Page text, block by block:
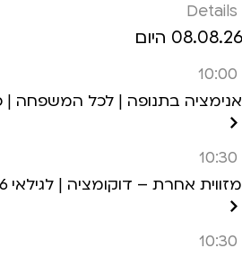
Details
08.08.26 היום
10:00
אנימציה בתנופה | לכל המשפחה |
10:30
מזווית אחרת – דוקומציה | לגילאי 16+ | פסטיבל אנימיקס 2026
10:30